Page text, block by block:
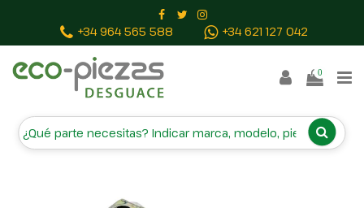
+34 964 565 588 +34 621 127 042
0
CINTURON SEGURIDAD
TRASERO IZQUIERDO 6009173 193857737A
305750799G48